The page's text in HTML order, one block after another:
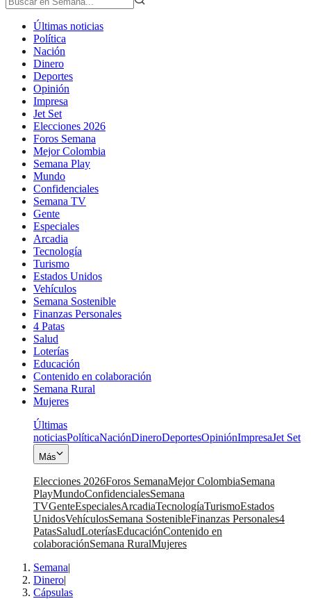
Últimas noticias
Política
Nación
Dinero
Deportes
Opinión
Impresa
Jet Set
Elecciones 2026
Foros Semana
Mejor Colombia
Semana Play
Mundo
Confidenciales
Semana TV
Gente
Especiales
Arcadia
Tecnología
Turismo
Estados Unidos
Vehículos
Semana Sostenible
Finanzas Personales
4 Patas
Salud
Loterías
Educación
Contenido en colaboración
Semana Rural
Mujeres
Últimas
noticiasPolíticaNaciónDineroDeportesOpiniónImpresaJet Set
Más
Elecciones 2026Foros SemanaMejor ColombiaSemana
PlayMundoConfidencialesSemana
TVGenteEspecialesArcadiaTecnologíaTurismoEstados
UnidosVehículosSemana SostenibleFinanzas Personales4
PatasSaludLoteríasEducaciónContenido en
colaboraciónSemana RuralMujeres
Semana|
Dinero|
Cápsulas